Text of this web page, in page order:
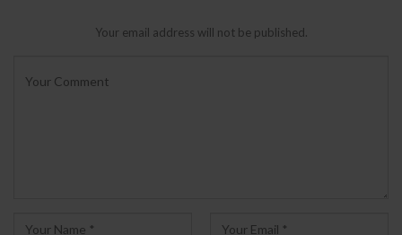
Your email address will not be published.